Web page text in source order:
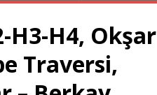
H3-H4, Okşar
Traversi,